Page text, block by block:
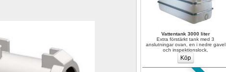
Vattentank 3000 liter
Extra förstärkt tank med 3
anslutningar ovan, en i nedre gavel
och inspektionslock,